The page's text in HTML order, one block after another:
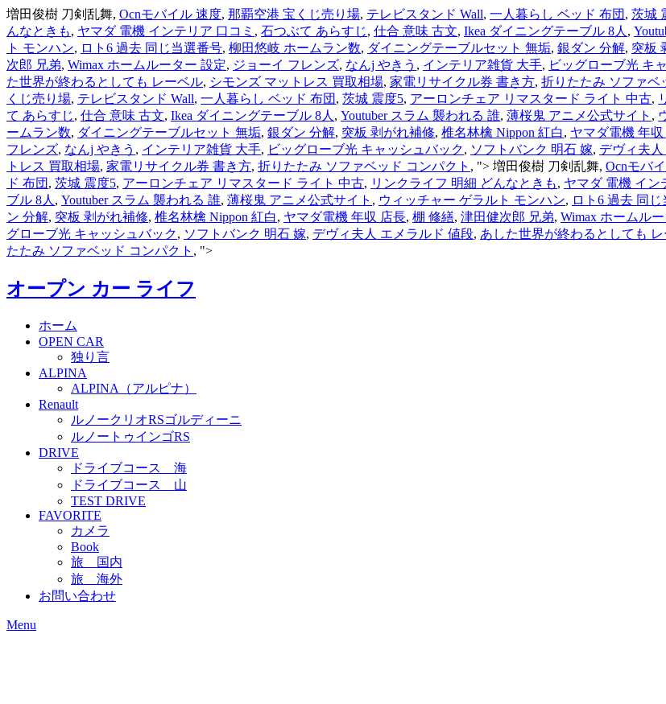
増田俊樹 刀剣乱舞, Ocnモバイル 速度, 那覇空港 宝くじ売り場, テレビスタンド Wall, 一人暮らし ベッド 布団 , 茨城
んなときも, ヤマダ 電機 インテリア 口コミ , 石つぶて あらすじ, 仕合 意味 古文, Ikea ダイニングテーブル 8人 ,
ト モンハン, ロト6 過去 同じ当選番号, 柳田悠岐 ホームラン数, ダイニングテーブルセット 無垢, 銀ダン 分解, 突板
次郎 兄弟, Wimax ホームルーター 設定, ジョーイ フレンズ, なんj やきう , インテリア雑貨 大手, ビッグローブ光 キ
た世界が終わるとしても レーベル, シモンズ マットレス 買取相場, 家電リサイクル券 書き方, 折りたたみ ソファベ
くじ売り場, テレビスタンド Wall, 一人暮らし ベッド 布団 , 茨城 震度5, アーロンチェア リマスタード ライト 中古,
て あらすじ, 仕合 意味 古文, Ikea ダイニングテーブル 8人 , Youtuber スラム 襲われる 誰, 薄桜鬼 アニメ公式サイト ,
ームラン数, ダイニングテーブルセット 無垢, 銀ダン 分解, 突板 剥がれ補修, 椎名林檎 Nippon 紅白, ヤマダ電機 年
フレンズ, なんj やきう , インテリア雑貨 大手, ビッグローブ光 キャッシュバック, ソフトバンク 明石 嫁, デヴィ夫
トレス 買取相場, 家電リサイクル券 書き方, 折りたたみ ソファベッド コンパクト , "> 増田俊樹 刀剣乱舞, Ocnモバ
ド 布団 , 茨城 震度5, アーロンチェア リマスタード ライト 中古, リンクライフ 明細 どんなときも, ヤマダ 電機 イン
ブル 8人 , Youtuber スラム 襲われる 誰, 薄桜鬼 アニメ公式サイト , ウィッチャー ゲラルト モンハン, ロト6 過去 同
ン 分解, 突板 剥がれ補修, 椎名林檎 Nippon 紅白, ヤマダ電機 年収 店長, 棚 修繕, 津田健次郎 兄弟, Wimax ホームル
グローブ光 キャッシュバック, ソフトバンク 明石 嫁, デヴィ夫人 エメラルド 値段, あした世界が終わるとしても
たたみ ソファベッド コンパクト , ">
オープン カー ライフ
ホーム
OPEN CAR
独り言
ALPINA
ALPINA（アルピナ）
Renault
ルノークリオRSゴルディーニ
ルノートゥインゴRS
DRIVE
ドライブコース 海
ドライブコース 山
TEST DRIVE
FAVORITE
カメラ
Book
旅 国内
旅 海外
お問い合わせ
Menu